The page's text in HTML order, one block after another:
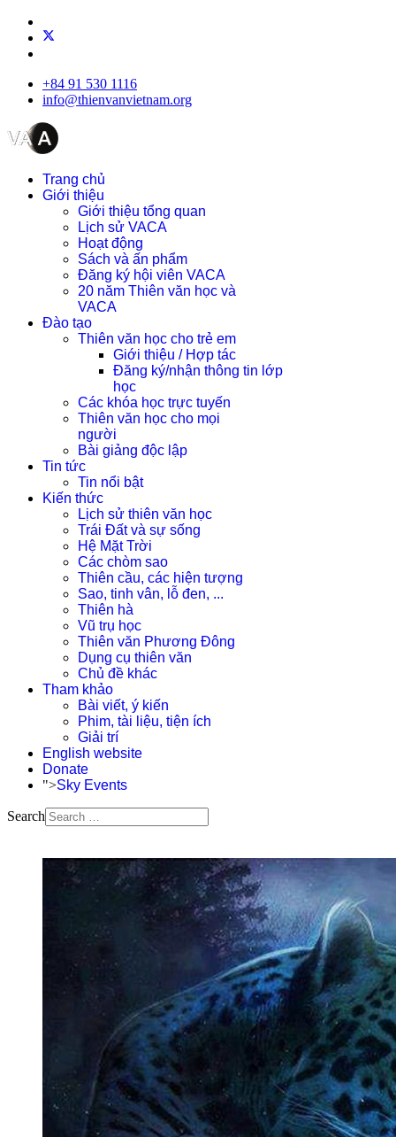
+84 91 530 1116
info@thienvanvietnam.org
Trang chủ
Giới thiệu
Giới thiệu tổng quan
Lịch sử VACA
Hoạt động
Sách và ấn phẩm
Đăng ký hội viên VACA
20 năm Thiên văn học và
VACA
Đào tạo
Thiên văn học cho trẻ em
Giới thiệu / Hợp tác
Đăng ký/nhận thông tin lớp
học
Các khóa học trực tuyến
Thiên văn học cho mọi
người
Bài giảng độc lập
Tin tức
Tin nổi bật
Kiến thức
Lịch sử thiên văn học
Trái Đất và sự sống
Hệ Mặt Trời
Các chòm sao
Thiên cầu, các hiện tượng
Sao, tinh vân, lỗ đen, ...
Thiên hà
Vũ trụ học
Thiên văn Phương Đông
Dụng cụ thiên văn
Chủ đề khác
Tham khảo
Bài viết, ý kiến
Phim, tài liệu, tiện ích
Giải trí
English website
Donate
">Sky Events
Search